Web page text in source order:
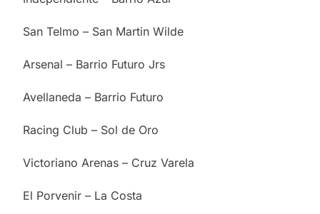
San Telmo – San Martin Wilde
Arsenal – Barrio Futuro Jrs
Avellaneda – Barrio Futuro
Racing Club – Sol de Oro
Victoriano Arenas – Cruz Varela
El Porvenir – La Costa